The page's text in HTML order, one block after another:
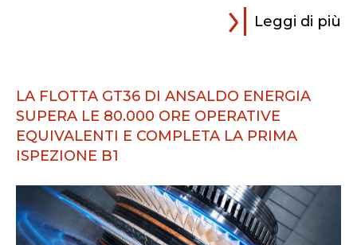
Leggi di più
LA FLOTTA GT36 DI ANSALDO ENERGIA
SUPERA LE 80.000 ORE OPERATIVE
EQUIVALENTI E COMPLETA LA PRIMA
ISPEZIONE B1